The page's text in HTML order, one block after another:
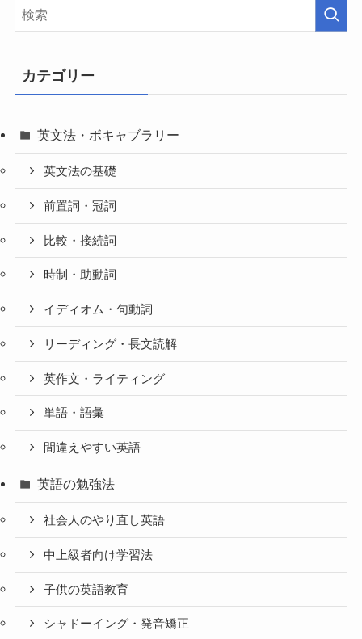
カテゴリー
英文法・ボキャブラリー
英文法の基礎
前置詞・冠詞
比較・接続詞
時制・助動詞
イディオム・句動詞
リーディング・長文読解
英作文・ライティング
単語・語彙
間違えやすい英語
英語の勉強法
社会人のやり直し英語
中上級者向け学習法
子供の英語教育
シャドーイング・発音矯正